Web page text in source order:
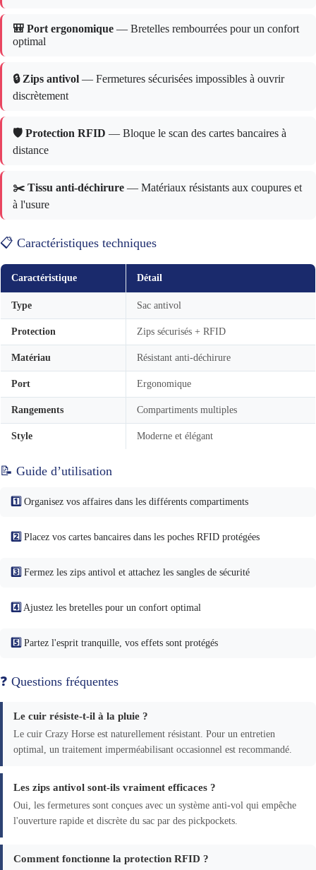
🎒 Port ergonomique — Bretelles rembourrées pour un confort
optimal
🔒 Zips antivol — Fermetures sécurisées impossibles à ouvrir
discrètement
🛡️ Protection RFID — Bloque le scan des cartes bancaires à
distance
✂️ Tissu anti-déchirure — Matériaux résistants aux coupures et
à l'usure
📋 Caractéristiques techniques
Caractéristique Détail
Type Sac antivol
Protection Zips sécurisés + RFID
Matériau Résistant anti-déchirure
Port Ergonomique
Rangements Compartiments multiples
Style Moderne et élégant
📝 Guide d’utilisation
1️⃣ Organisez vos affaires dans les différents compartiments
2️⃣ Placez vos cartes bancaires dans les poches RFID protégées
3️⃣ Fermez les zips antivol et attachez les sangles de sécurité
4️⃣ Ajustez les bretelles pour un confort optimal
5️⃣ Partez l'esprit tranquille, vos effets sont protégés
❓ Questions fréquentes
Le cuir résiste-t-il à la pluie ?
Le cuir Crazy Horse est naturellement résistant. Pour un entretien
optimal, un traitement imperméabilisant occasionnel est recommandé.
Les zips antivol sont-ils vraiment efficaces ?
Oui, les fermetures sont conçues avec un système anti-vol qui empêche
l'ouverture rapide et discrète du sac par des pickpockets.
Comment fonctionne la protection RFID ?